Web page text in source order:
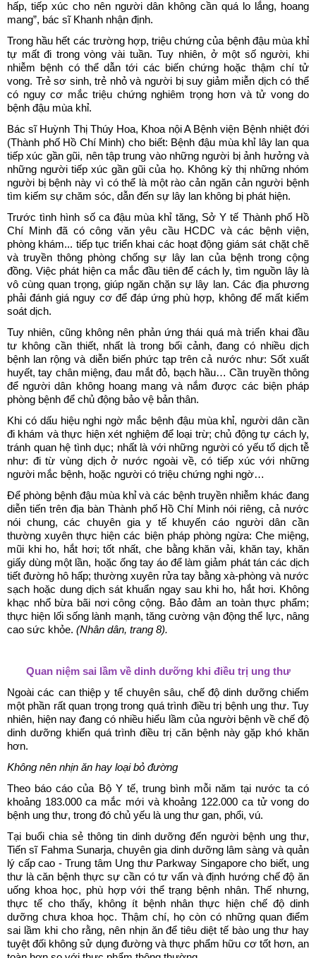
hấp, tiếp xúc cho nên người dân không cần quá lo lắng, hoang
mang”, bác sĩ Khanh nhận định.
Trong hầu hết các trường hợp, triệu chứng của bệnh đậu mùa khỉ
tự mất đi trong vòng vài tuần. Tuy nhiên, ở một số người, khi
nhiễm bệnh có thể dẫn tới các biến chứng hoặc thậm chí tử
vong. Trẻ sơ sinh, trẻ nhỏ và người bị suy giảm miễn dịch có thể
có nguy cơ mắc triệu chứng nghiêm trọng hơn và tử vong do
bệnh đậu mùa khỉ.
Bác sĩ Huỳnh Thị Thúy Hoa, Khoa nội A Bệnh viện Bệnh nhiệt đới
(Thành phố Hồ Chí Minh) cho biết: Bệnh đậu mùa khỉ lây lan qua
tiếp xúc gần gũi, nên tập trung vào những người bị ảnh hưởng và
những người tiếp xúc gần gũi của họ. Không kỳ thị những nhóm
người bị bệnh này vì có thể là một rào cản ngăn cản người bệnh
tìm kiếm sự chăm sóc, dẫn đến sự lây lan không bị phát hiện.
Trước tình hình số ca đậu mùa khỉ tăng, Sở Y tế Thành phố Hồ
Chí Minh đã có công văn yêu cầu HCDC và các bệnh viện,
phòng khám... tiếp tục triển khai các hoạt động giám sát chặt chẽ
và truyền thông phòng chống sự lây lan của bệnh trong cộng
đồng. Việc phát hiện ca mắc đầu tiên để cách ly, tìm nguồn lây là
vô cùng quan trọng, giúp ngăn chặn sự lây lan. Các địa phương
phải đánh giá nguy cơ để đáp ứng phù hợp, không để mất kiểm
soát dịch.
Tuy nhiên, cũng không nên phản ứng thái quá mà triển khai đầu
tư không cần thiết, nhất là trong bối cảnh, đang có nhiều dịch
bệnh lan rộng và diễn biến phức tạp trên cả nước như: Sốt xuất
huyết, tay chân miệng, đau mắt đỏ, bạch hầu… Cần truyền thông
để người dân không hoang mang và nắm được các biện pháp
phòng bệnh để chủ động bảo vệ bản thân.
Khi có dấu hiệu nghi ngờ mắc bệnh đậu mùa khỉ, người dân cần
đi khám và thực hiện xét nghiệm để loại trừ; chủ động tự cách ly,
tránh quan hệ tình dục; nhất là với những người có yếu tố dịch tễ
như: đi từ vùng dịch ở nước ngoài về, có tiếp xúc với những
người mắc bệnh, hoặc người có triệu chứng nghi ngờ…
Để phòng bệnh đậu mùa khỉ và các bệnh truyền nhiễm khác đang
diễn tiến trên địa bàn Thành phố Hồ Chí Minh nói riêng, cả nước
nói chung, các chuyên gia y tế khuyến cáo người dân cần
thường xuyên thực hiện các biện pháp phòng ngừa: Che miệng,
mũi khi ho, hắt hơi; tốt nhất, che bằng khăn vải, khăn tay, khăn
giấy dùng một lần, hoặc ống tay áo để làm giảm phát tán các dịch
tiết đường hô hấp; thường xuyên rửa tay bằng xà-phòng và nước
sạch hoặc dung dịch sát khuẩn ngay sau khi ho, hắt hơi. Không
khạc nhổ bừa bãi nơi công cộng. Bảo đảm an toàn thực phẩm;
thực hiện lối sống lành mạnh, tăng cường vận động thể lực, nâng
cao sức khỏe. (Nhân dân, trang 8).
Quan niệm sai lầm về dinh dưỡng khi điều trị ung thư
Ngoài các can thiệp y tế chuyên sâu, chế độ dinh dưỡng chiếm
một phần rất quan trọng trong quá trình điều trị bệnh ung thư. Tuy
nhiên, hiện nay đang có nhiều hiểu lầm của người bệnh về chế độ
dinh dưỡng khiến quá trình điều trị căn bệnh này gặp khó khăn
hơn.
Không nên nhịn ăn hay loại bỏ đường
Theo báo cáo của Bộ Y tế, trung bình mỗi năm tại nước ta có
khoảng 183.000 ca mắc mới và khoảng 122.000 ca tử vong do
bệnh ung thư, trong đó chủ yếu là ung thư gan, phổi, vú.
Tại buổi chia sẻ thông tin dinh dưỡng đến người bệnh ung thư,
Tiến sĩ Fahma Sunarja, chuyên gia dinh dưỡng lâm sàng và quản
lý cấp cao - Trung tâm Ung thư Parkway Singapore cho biết, ung
thư là căn bệnh thực sự cần có tư vấn và định hướng chế độ ăn
uống khoa học, phù hợp với thể trạng bệnh nhân. Thế nhưng,
thực tế cho thấy, không ít bệnh nhân thực hiện chế độ dinh
dưỡng chưa khoa học. Thậm chí, họ còn có những quan điểm
sai lầm khi cho rằng, nên nhịn ăn để tiêu diệt tế bào ung thư hay
tuyệt đối không sử dụng đường và thực phẩm hữu cơ tốt hơn, an